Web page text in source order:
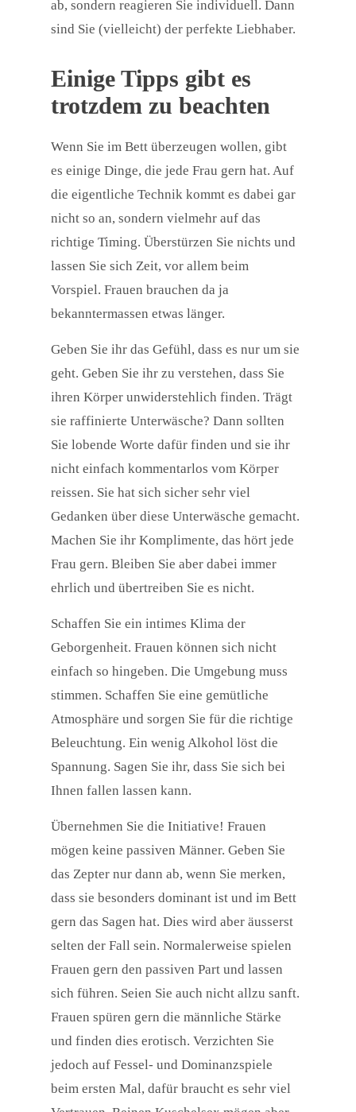
ab, sondern reagieren Sie individuell. Dann
sind Sie (vielleicht) der perfekte Liebhaber.
Einige Tipps gibt es
trotzdem zu beachten
Wenn Sie im Bett überzeugen wollen, gibt
es einige Dinge, die jede Frau gern hat. Auf
die eigentliche Technik kommt es dabei gar
nicht so an, sondern vielmehr auf das
richtige Timing. Überstürzen Sie nichts und
lassen Sie sich Zeit, vor allem beim
Vorspiel. Frauen brauchen da ja
bekanntermassen etwas länger.
Geben Sie ihr das Gefühl, dass es nur um sie
geht. Geben Sie ihr zu verstehen, dass Sie
ihren Körper unwiderstehlich finden. Trägt
sie raffinierte Unterwäsche? Dann sollten
Sie lobende Worte dafür finden und sie ihr
nicht einfach kommentarlos vom Körper
reissen. Sie hat sich sicher sehr viel
Gedanken über diese Unterwäsche gemacht.
Machen Sie ihr Komplimente, das hört jede
Frau gern. Bleiben Sie aber dabei immer
ehrlich und übertreiben Sie es nicht.
Schaffen Sie ein intimes Klima der
Geborgenheit. Frauen können sich nicht
einfach so hingeben. Die Umgebung muss
stimmen. Schaffen Sie eine gemütliche
Atmosphäre und sorgen Sie für die richtige
Beleuchtung. Ein wenig Alkohol löst die
Spannung. Sagen Sie ihr, dass Sie sich bei
Ihnen fallen lassen kann.
Übernehmen Sie die Initiative! Frauen
mögen keine passiven Männer. Geben Sie
das Zepter nur dann ab, wenn Sie merken,
dass sie besonders dominant ist und im Bett
gern das Sagen hat. Dies wird aber äusserst
selten der Fall sein. Normalerweise spielen
Frauen gern den passiven Part und lassen
sich führen. Seien Sie auch nicht allzu sanft.
Frauen spüren gern die männliche Stärke
und finden dies erotisch. Verzichten Sie
jedoch auf Fessel- und Dominanzspiele
beim ersten Mal, dafür braucht es sehr viel